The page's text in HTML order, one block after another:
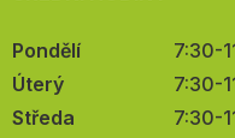
Pondělí
7:30-
Úterý
7:30-
Středa
7:30-